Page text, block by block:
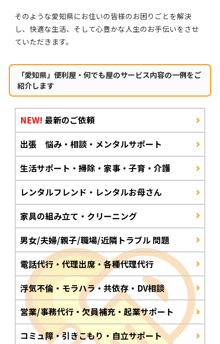
そのような愛知県にお住いの皆様のお困りごとを解決
し、快適な生活、そして心豊かな人生のお手伝いをさせ
ていただきます。
「愛知県」便利屋・何でも屋のサービス内容の一例をご
紹介します
NEW! 最新のご依頼
出張 悩み・相談・メンタルサポート
生活サポート・掃除・家事・子育・介護
レンタルフレンド・レンタルお母さん
家具の組み立て・クリーニング
男女/夫婦/親子/職場/近隣トラブル 問題
電話代行・代理出席・各種代理代行
浮気不倫・モラハラ・共依存・DV相談
営業/事務代行・欠員補充・起業サポート
コミュ障・引きこもり・自立サポート